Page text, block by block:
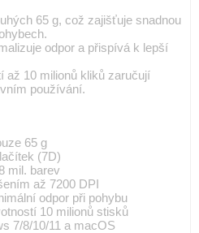
65 g, což zajišťuje snadnou
odpor a přispívá k lepší
až 10 milionů kliků zaručují
používání.
65 g
(7D)
mil. barev
až 7200 DPI
odpor při pohybu
10 milionů stisků
7/8/10/11 a macOS